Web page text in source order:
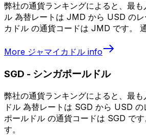
弊社の通貨ランキングによると、最
ル 為替レートは JMD から USD のレ
カドル の通貨コードは JMD です。
More ジャマイカドル info
SGD - シンガポールドル
弊社の通貨ランキングによると、最
ドル 為替レートは SGD から USD
ポールドル の通貨コードは SGD で
す。